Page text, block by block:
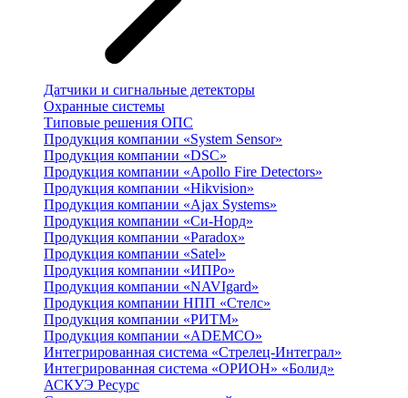
Датчики и сигнальные детекторы
Охранные системы
Типовые решения ОПС
Продукция компании «System Sensor»
Продукция компании «DSC»
Продукция компании «Apollo Fire Detectors»
Продукция компании «Hikvision»
Продукция компании «Ajax Systems»
Продукция компании «Си-Норд»
Продукция компании «Paradox»
Продукция компании «Satel»
Продукция компании «ИПРо»
Продукция компании «NAVIgard»
Продукция компании НПП «Стелс»
Продукция компании «РИТМ»
Продукция компании «ADEMCO»
Интегрированная система «Стрелец-Интеграл»
Интегрированная система «ОРИОН» «Болид»
АСКУЭ Ресурс